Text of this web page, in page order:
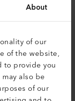
About
of our
of the website,
to provide you
also be
of our